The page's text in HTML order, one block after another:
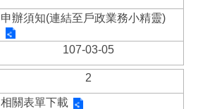
申辦須知(連結至戶政業務小精靈)
107-03-05
2
相關表單下載